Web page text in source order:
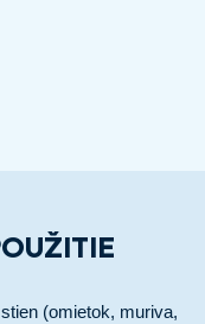
(omietok, muriva,